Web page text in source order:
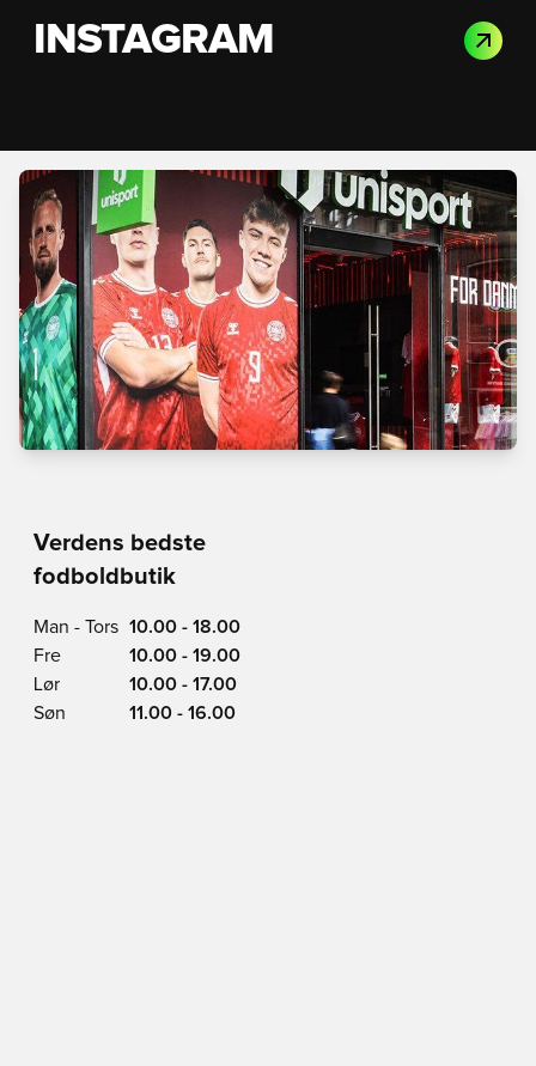
INSTAGRAM
Verdens bedste
fodboldbutik
Man - Tors 10.00 - 18.00
Fre
10.00 - 19.00
Lør
10.00 - 17.00
Søn
11.00 - 16.00